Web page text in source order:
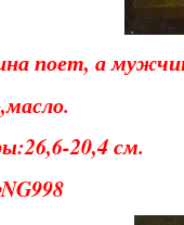
поет, а
20,4 см.